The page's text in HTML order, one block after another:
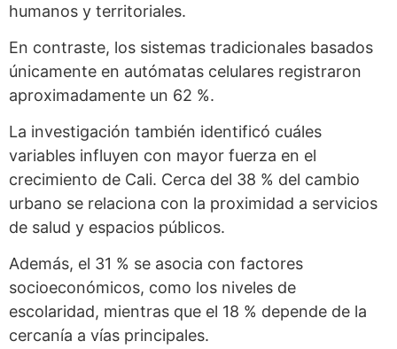
humanos y territoriales.
En contraste, los sistemas tradicionales basados
únicamente en autómatas celulares registraron
aproximadamente un 62 %.
La investigación también identificó cuáles
variables influyen con mayor fuerza en el
crecimiento de Cali. Cerca del 38 % del cambio
urbano se relaciona con la proximidad a servicios
de salud y espacios públicos.
Además, el 31 % se asocia con factores
socioeconómicos, como los niveles de
escolaridad, mientras que el 18 % depende de la
cercanía a vías principales.